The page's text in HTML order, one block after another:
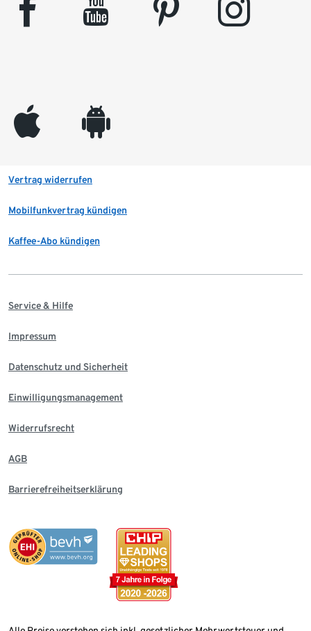
facebook youtube pinterest instagram
appleinc android
Vertrag widerrufen
Mobilfunkvertrag kündigen
Kaffee-Abo kündigen
Service & Hilfe
Impressum
Datenschutz und Sicherheit
Einwilligungsmanagement
Widerrufsrecht
AGB
Barrierefreiheitserklärung